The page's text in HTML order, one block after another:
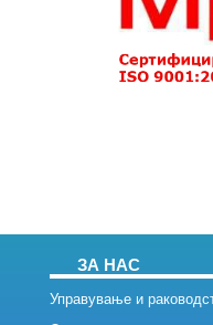
ЗА НАС
Управување и